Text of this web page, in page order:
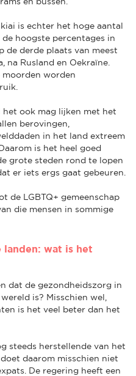
is echter het hoge aantal
hoogste percentages in
de derde plaats van meest
na Rusland en Oekraïne.
moorden worden
ook mag lijken met het
berovingen,
in het land extreem
is het heel goed
grote steden rond te lopen
er iets ergs gaat gebeuren.
de LGBTQ+ gemeenschap
die mensen in sommige
wat is het
dat de gezondheidszorg in
is? Misschien wel,
is het veel beter dan het
steeds herstellende van het
daarom misschien niet
De regering heeft een